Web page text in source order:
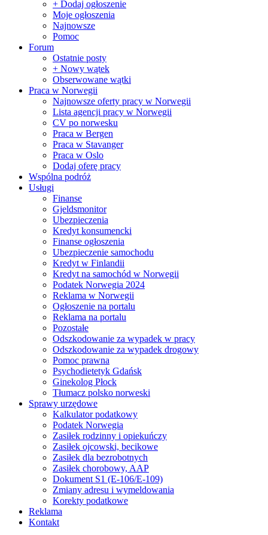
+ Dodaj ogłoszenie
Moje ogłoszenia
Najnowsze
Pomoc
Forum
Ostatnie posty
+ Nowy wątek
Obserwowane wątki
Praca w Norwegii
Najnowsze oferty pracy w Norwegii
Lista agencji pracy w Norwegii
CV po norwesku
Praca w Bergen
Praca w Stavanger
Praca w Oslo
Dodaj oferę pracy
Wspólna podróż
Usługi
Finanse
Gjeldsmonitor
Ubezpieczenia
Kredyt konsumencki
Finanse ogłoszenia
Ubezpieczenie samochodu
Kredyt w Finlandii
Kredyt na samochód w Norwegii
Podatek Norwegia 2024
Reklama w Norwegii
Ogłoszenie na portalu
Reklama na portalu
Pozostałe
Odszkodowanie za wypadek w pracy
Odszkodowanie za wypadek drogowy
Pomoc prawna
Psychodietetyk Gdańsk
Ginekolog Płock
Tłumacz polsko norweski
Sprawy urzędowe
Kalkulator podatkowy
Podatek Norwegia
Zasiłek rodzinny i opiekuńczy
Zasiłek ojcowski, becikowe
Zasiłek dla bezrobotnych
Zasiłek chorobowy, AAP
Dokument S1 (E-106/E-109)
Zmiany adresu i wymeldowania
Korekty podatkowe
Reklama
Kontakt